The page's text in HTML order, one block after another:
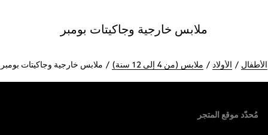
ملابس خارجية وجاكيتات بومبر
الأطفال الأولاد ملابس (من 4 إلى 12 سنة) ملابس خارجية وجاكيتات بومبر
مُحدّد موقع المتجر